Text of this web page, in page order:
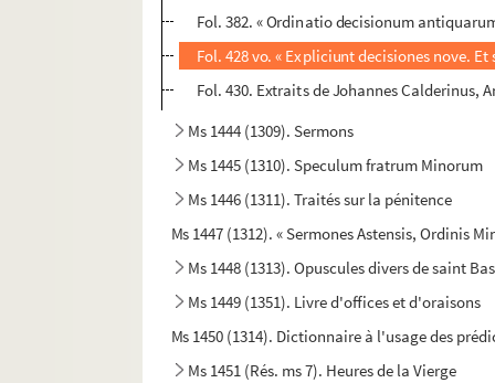
Fol. 382. « Ordinatio decisionum
Fol. 428 vo. « Expliciunt decisiones nove.
Fol. 430. Extraits de Johannes Calderinus,
Ms 1444 (1309). Sermons
Ms 1445 (1310). Speculum fratrum Minorum
Ms 1446 (1311). Traités sur la pénitence
Ms 1447 (1312). « Sermones Astensis, Ordinis
Ms 1448 (1313). Opuscules divers de saint
Ms 1449 (1351). Livre d'offices et d'oraisons
Ms 1450 (1314). Dictionnaire à l'usage des
Ms 1451 (Rés. ms 7). Heures de la Vierge